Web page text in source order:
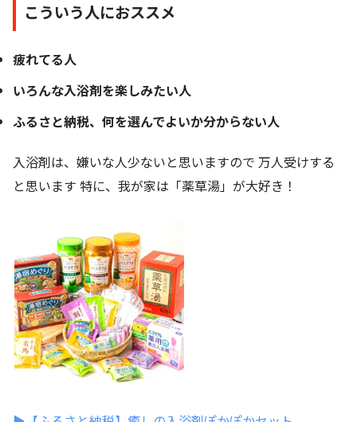
こういう人におススメ
疲れてる人
いろんな入浴剤を楽しみたい人
ふるさと納税、何を選んでよいか分からない人
入浴剤は、嫌いな人少ないと思いますので 万人受けする
と思います 特に、我が家は「薬草湯」が大好き！